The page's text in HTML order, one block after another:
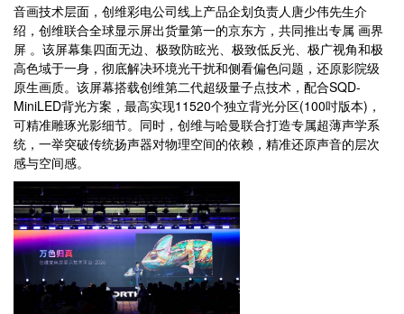
音画技术层面，创维彩电公司线上产品企划负责人唐少伟先生介
绍，创维联合全球显示屏出货量第一的京东方，共同推出专属 画界
屏 。该屏幕集四面无边、极致防眩光、极致低反光、极广视角和极
高色域于一身，彻底解决环境光干扰和侧看偏色问题，还原影院级
原生画质。该屏幕搭载创维第二代超级量子点技术，配合SQD-
MiniLED背光方案，最高实现11520个独立背光分区(100吋版本)，
可精准雕琢光影细节。同时，创维与哈曼联合打造专属超薄声学系
统，一举突破传统扬声器对物理空间的依赖，精准还原声音的层次
感与空间感。